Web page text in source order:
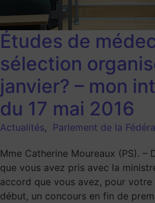
Études de
sélection
janvier? – mon
du 17 mai 2016
Actualités, Parlement de la
Mme Catherine Moureaux (PS). –
que vous avez pris avec la
accord que vous avez, pour
début, un concours en fin de